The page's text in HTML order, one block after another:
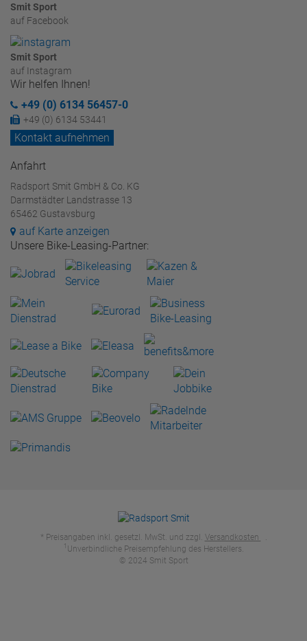
Smit Sport
auf Facebook
Smit Sport
auf Instagram
Wir helfen Ihnen!
+49 (0) 6134 56457-0
+49 (0) 6134 53441
Kontakt aufnehmen
Anfahrt
Radsport Smit GmbH & Co. KG
Darmstädter Landstrasse 13
65462 Gustavsburg
auf Karte anzeigen
Unsere Bike-Leasing-Partner:
* Preisangaben inkl. gesetzl. MwSt. und zzgl. Versandkosten .
1 Unverbindliche Preisempfehlung des Herstellers.
© 2024 Smit Sport